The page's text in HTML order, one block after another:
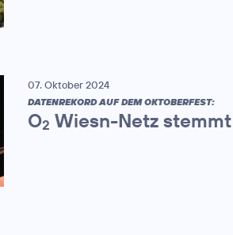
07. Oktober 2024
DATENREKORD AUF DEM OKTOBERFEST:
O2 Wiesn-Netz